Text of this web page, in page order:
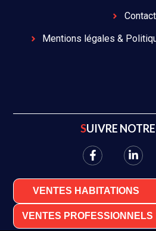
Contact
Mentions légales &
SUIVRE
VENTES HABITATIONS
VENTES PROFESSIONNELS